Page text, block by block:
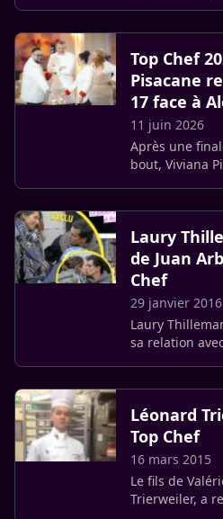
Top Chef
Pisacane
17 face à
11 juin 2026
Après une
bout, Viviana
Laury
de Juan
Chef
29 janvier 2016
Laury
sa relation
Léonard
Top Chef
16 mars 2015
Le fils de
Trierweiler, a